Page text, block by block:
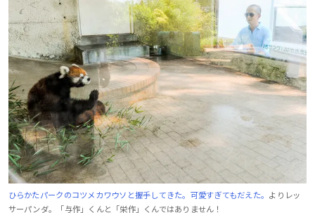
ひらかたパークのコツメカワウソと握手してきた。可愛すぎてもだえた。 よりレッ
サーパンダ。「与作」くんと「栄作」くんではありません！